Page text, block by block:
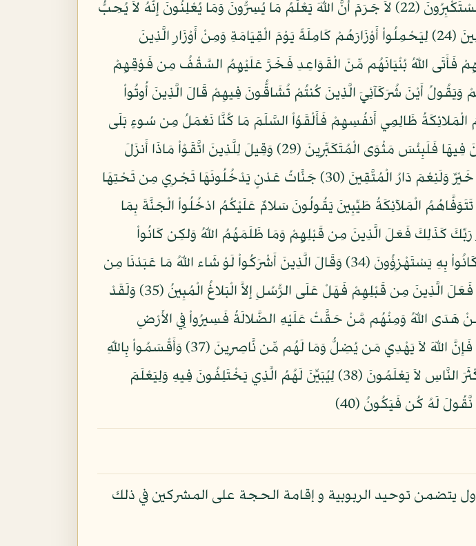
إِلَهُكُمْ إِلَهٌ وَاحِدٌ فَالَّذِينَ لاَ يُؤْمِنُونَ بِالآخِرَةِ قُلُوبُهُم مُّنكِرَةٌ وَهُم مُّسْتَكْبِرُونَ (22) لاَ جَرَمَ أَنَّ اللّهَ يَعْلَمُ مَا يُسِرُّونَ وَمَا يُعْلِنُونَ إِنَّهُ لاَ يُحِبُّ
الْمُسْتَكْبِرِينَ (23) وَإِذَا قِيلَ لَهُم مَّاذَا أَنزَلَ رَبُّكُمْ قَالُواْ أَسَاطِيرُ الأَوَّلِينَ (24) لِيَحْمِلُواْ أَوْزَارَهُمْ كَامِلَةً يَوْمَ الْقِيَامَةِ وَمِنْ أَوْزَارِ الَّذِينَ
(25) قَدْ مَكَرَ الَّذِينَ مِن قَبْلِهِمْ فَأَتَى اللّهُ بُنْيَانَهُم مِّنَ الْقَوَاعِدِ فَخَرَّ عَلَيْهِمُ السَّقْفُ مِن فَوْقِهِمْ
ثُمَّ يَوْمَ الْقِيَامَةِ يُخْزِيهِمْ وَيَقُولُ أَيْنَ شُرَكَآئِيَ الَّذِينَ كُنتُمْ تُشَاقُّونَ فِيهِمْ قَالَ الَّذِينَ أُوتُواْ
عَلَى الْكَافِرِينَ (27) الَّذِينَ تَتَوَفَّاهُمُ الْمَلائِكَةُ ظَالِمِي أَنفُسِهِمْ فَأَلْقَوُاْ السَّلَمَ مَا كُنَّا نَعْمَلُ مِن سُوءٍ بَلَى
إِنَّ اللّهَ عَلِيمٌ بِمَا كُنتُمْ تَعْمَلُونَ (28) فَادْخُلُواْ أَبْوَابَ جَهَنَّمَ خَالِدِينَ فِيهَا فَلَبِئْسَ مَثْوَى الْمُتَكَبِّرِينَ (29) وَقِيلَ لِلَّذِينَ اتَّقَوْاْ مَاذَا أَنزَلَ
رَبُّكُمْ قَالُواْ خَيْرًا لِّلَّذِينَ أَحْسَنُواْ فِي هَذِهِ الدُّنْيَا حَسَنَةٌ وَلَدَارُ الآخِرَةِ خَيْرٌ وَلَنِعْمَ دَارُ الْمُتَّقِينَ (30) جَنَّاتُ عَدْنٍ يَدْخُلُونَهَا تَجْرِي مِن تَحْتِهَا
مَا يَشَآؤُونَ كَذَلِكَ يَجْزِي اللّهُ الْمُتَّقِينَ (31) الَّذِينَ تَتَوَفَّاهُمُ الْمَلآئِكَةُ طَيِّبِينَ يَقُولُونَ سَلامٌ عَلَيْكُمُ ادْخُلُواْ الْجَنَّةَ بِمَا
يَأْتِيَ أَمْرُ رَبِّكَ كَذَلِكَ فَعَلَ الَّذِينَ مِن قَبْلِهِمْ وَمَا ظَلَمَهُمُ اللّهُ وَلكِن كَانُواْ
أَنفُسَهُمْ يَظْلِمُونَ (33) فَأَصَابَهُمْ سَيِّئَاتُ مَا عَمِلُواْ وَحَاقَ بِهِم مَّا كَانُواْ بِهِ يَسْتَهْزِؤُونَ (34) وَقَالَ الَّذِينَ أَشْرَكُواْ لَوْ شَاء اللّهُ مَا عَبَدْنَا مِن
دُونِهِ مِن شَيْءٍ نَّحْنُ وَلا آبَاؤُنَا وَلاَ حَرَّمْنَا مِن دُونِهِ مِن شَيْءٍ كَذَلِكَ فَعَلَ الَّذِينَ مِن قَبْلِهِمْ فَهَلْ عَلَى الرُّسُلِ إِلاَّ الْبَلاغُ الْمُبِينُ (35) وَلَقَدْ
مَّنْ هَدَى اللّهُ وَمِنْهُم مَّنْ حَقَّتْ عَلَيْهِ الضَّلالَةُ فَسِيرُواْ فِي الأَرْضِ
فَانظُرُواْ كَيْفَ كَانَ عَاقِبَةُ الْمُكَذِّبِينَ (36) إِن تَحْرِصْ عَلَى هُدَاهُمْ فَإِنَّ اللّهَ لاَ يَهْدِي مَن يُضِلُّ وَمَا لَهُم مِّن نَّاصِرِينَ (37) وَأَقْسَمُواْ بِاللّهِ
جَهْدَ أَيْمَانِهِمْ لاَ يَبْعَثُ اللّهُ مَن يَمُوتُ بَلَى وَعْدًا عَلَيْهِ حَقًّا وَلكِنَّ أَكْثَرَ النَّاسِ لاَ يَعْلَمُونَ (38) لِيُبَيِّنَ لَهُمُ الَّذِي يَخْتَلِفُونَ فِيهِ وَلِيَعْلَمَ
يتضمن توحيد الربوبية و إقامة الحجة على المشركين في ذلك